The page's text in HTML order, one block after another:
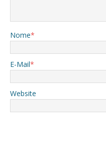
Nome*
E-Mail*
Website